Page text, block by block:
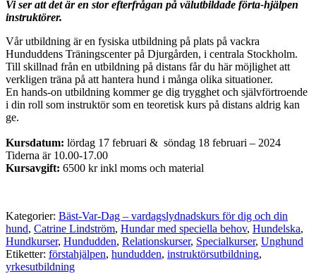
Vi ser att det är en stor efterfrågan på välutbildade förta-hjälpen
instruktörer.
Vår utbildning är en fysiska utbildning på plats på vackra
Hunduddens Träningscenter på Djurgården, i centrala Stockholm.
Till skillnad från en utbildning på distans får du här möjlighet att
verkligen träna på att hantera hund i många olika situationer.
En hands-on utbildning kommer ge dig trygghet och självförtroende
i din roll som instruktör som en teoretisk kurs på distans aldrig kan
ge.
Kursdatum: lördag 17 februari & söndag 18 februari – 2024
Tiderna är 10.00-17.00
Kursavgift: 6500 kr inkl moms och material
Kategorier: Bäst-Var-Dag – vardagslydnadskurs för dig och din
hund, Catrine Lindström, Hundar med speciella behov, Hundelska,
Hundkurser, Hundudden, Relationskurser, Specialkurser, Unghund
Etiketter: förstahjälpen, hundudden, instruktörsutbildning,
yrkesutbildning